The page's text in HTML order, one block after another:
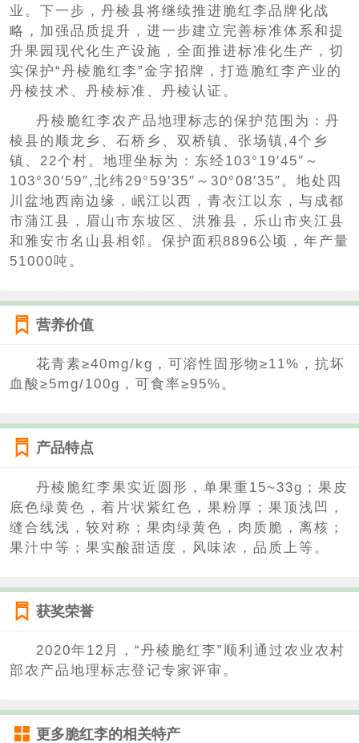
业。下一步，丹棱县将继续推进脆红李品牌化战
略，加强品质提升，进一步建立完善标准体系和提
升果园现代化生产设施，全面推进标准化生产，切
实保护“丹棱脆红李”金字招牌，打造脆红李产业的
丹棱技术、丹棱标准、丹棱认证。
丹棱脆红李农产品地理标志的保护范围为：丹
棱县的顺龙乡、石桥乡、双桥镇、张场镇,4个乡
镇、22个村。地理坐标为：东经103°19′45″～
103°30′59″,北纬29°59′35″～30°08′35″。地处四
川盆地西南边缘，岷江以西，青衣江以东，与成都
市蒲江县，眉山市东坡区、洪雅县，乐山市夹江县
和雅安市名山县相邻。保护面积8896公顷，年产量
51000吨。
营养价值
花青素≥40mg/kg，可溶性固形物≥11%，抗坏
血酸≥5mg/100g，可食率≥95%。
产品特点
丹棱脆红李果实近圆形，单果重15~33g；果皮
底色绿黄色，着片状紫红色，果粉厚；果顶浅凹，
缝合线浅，较对称；果肉绿黄色，肉质脆，离核；
果汁中等；果实酸甜适度，风味浓，品质上等。
获奖荣誉
2020年12月，“丹棱脆红李”顺利通过农业农村
部农产品地理标志登记专家评审。
更多脆红李的相关特产